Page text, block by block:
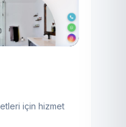
için hizmet